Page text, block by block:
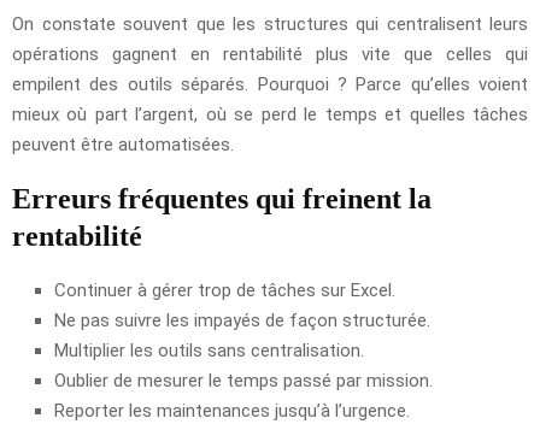
On constate souvent que les structures qui centralisent leurs
opérations gagnent en rentabilité plus vite que celles qui
empilent des outils séparés. Pourquoi ? Parce qu’elles voient
mieux où part l’argent, où se perd le temps et quelles tâches
peuvent être automatisées.
Erreurs fréquentes qui freinent la
rentabilité
Continuer à gérer trop de tâches sur Excel.
Ne pas suivre les impayés de façon structurée.
Multiplier les outils sans centralisation.
Oublier de mesurer le temps passé par mission.
Reporter les maintenances jusqu’à l’urgence.